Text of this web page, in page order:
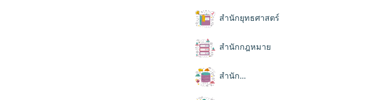
สำนักยุทธศาสตร์
สำนักกฎหมาย
สำนัก...